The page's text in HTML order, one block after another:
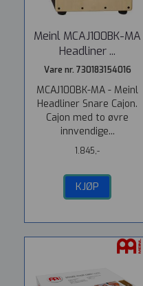
Meinl MCAJ100BK-MA
Headliner ...
Vare nr. 730183154016
MCAJ100BK-MA - Meinl
Headliner Snare Cajon.
Cajon med to øvre
innvendige...
1.845,-
KJØP